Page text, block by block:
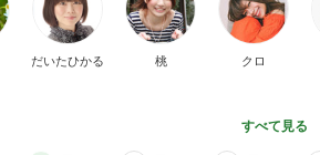
だいたひかる 桃 クロ
すべて見る